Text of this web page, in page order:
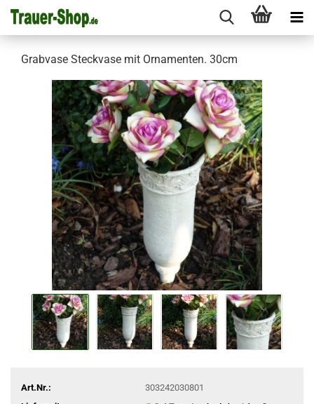
Grabvase Steckvase mit Ornamenten. 30cm
Art.Nr.:
303242030801